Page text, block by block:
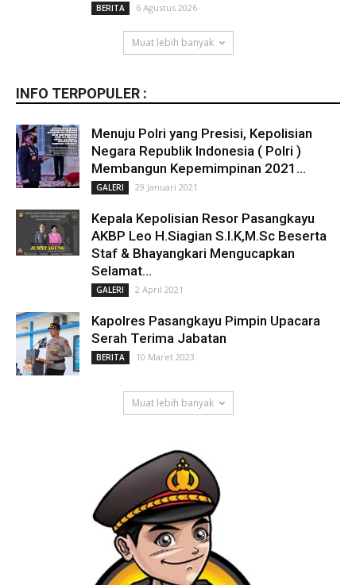
BERITA 6 Agustus 2026
Muat lebih banyak
INFO TERPOPULER :
Menuju Polri yang Presisi, Kepolisian
Negara Republik Indonesia ( Polri )
Membangun Kepemimpinan 2021...
GALERI 29 Januari 2021
Kepala Kepolisian Resor Pasangkayu
AKBP Leo H.Siagian S.I.K,M.Sc Beserta
Staf & Bhayangkari Mengucapkan
Selamat...
GALERI 2 April 2021
Kapolres Pasangkayu Pimpin Upacara
Serah Terima Jabatan
BERITA 10 Maret 2023
Muat lebih banyak